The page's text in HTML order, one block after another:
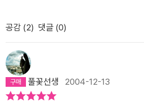
달을 부리지도 말고, 이 영원한 리듬에
것을 안다. 어린아이처럼 그는 모든 사물
적으로 온다. 아침마다 눈을 뜨면서 나무
고도 그는 놀란다. 그는 소리친다. ‘이 기
요? 이 신비가 무엇이란 말입니까? 나무,
신비는?’ 조국 같은 게 있는 한 인간은 짐
을까 생각된다. 읽는 내내 주절거림과
내용은 한편으로는 뭔가 깊은 속뜻이 있
우러나오는 은근함에 끌리게 한다. 마지
러시아에서 결혼하여 여생을 마치면서도
그 우정을 나누는 모습이 정감이 느껴지
해 작가의 명성을 얻을 수 있었다고 하니
나누는 일에 주저하지 않는다. 몸가는 대
이는 사람이니 애시당초 그에게 일부일처
것은 눈에 들어오지 않았을 것이다.그리
로 춤을 통해 표현을 한다. 그는 말이 통
춤으로 이야기하는 사람이다. 갈탄광을
난 것을 확인하는 순간에도 조르바는 춤
과 비조르바형 그리스인 되겠다.아는 사
함과 자유로움은 결코 노력의 결과로 얻
자면 운명적으로 타고나는 것으로 일종
있을 것이다. 생물학적으로 말하자면 조
가지고 있어야 한다는 말이다. 성격이 소
에도 쉽게 상처받는 부류의 사람은 뼈를
공감 (2) 댓글 (0)
풀꽃선생 2004-12-13